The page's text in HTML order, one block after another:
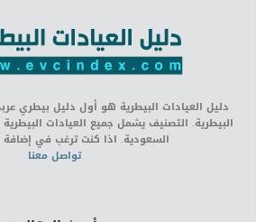
دليل العيادات البيطرية هو أول دليل بيطري
البيطرية. التصنيف يشمل جميع العيادات
السعودية. اذا كنت ترغب في إضافة
تواصل معنا